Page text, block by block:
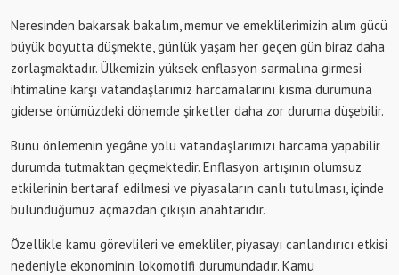
Neresinden bakarsak bakalım, memur ve emeklilerimizin alım gücü
büyük boyutta düşmekte, günlük yaşam her geçen gün biraz daha
zorlaşmaktadır. Ülkemizin yüksek enflasyon sarmalına girmesi
ihtimaline karşı vatandaşlarımız harcamalarını kısma durumuna
giderse önümüzdeki dönemde şirketler daha zor duruma düşebilir.
Bunu önlemenin yegâne yolu vatandaşlarımızı harcama yapabilir
durumda tutmaktan geçmektedir. Enflasyon artışının olumsuz
etkilerinin bertaraf edilmesi ve piyasaların canlı tutulması, içinde
bulunduğumuz açmazdan çıkışın anahtarıdır.
Özellikle kamu görevlileri ve emekliler, piyasayı canlandırıcı etkisi
nedeniyle ekonominin lokomotifi durumundadır. Kamu